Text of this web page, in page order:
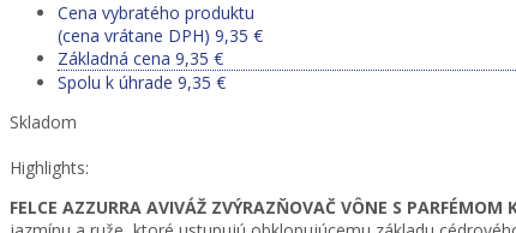
Cena vybratého produktu
(cena vrátane DPH) 9,35 €
Základná cena 9,35 €
Spolu k úhrade 9,35 €
Skladom
Highlights:
FELCE AZZURRA AVIVÁŽ ZVÝRAZŇOVAČ VÔNE S PARFÉMOM